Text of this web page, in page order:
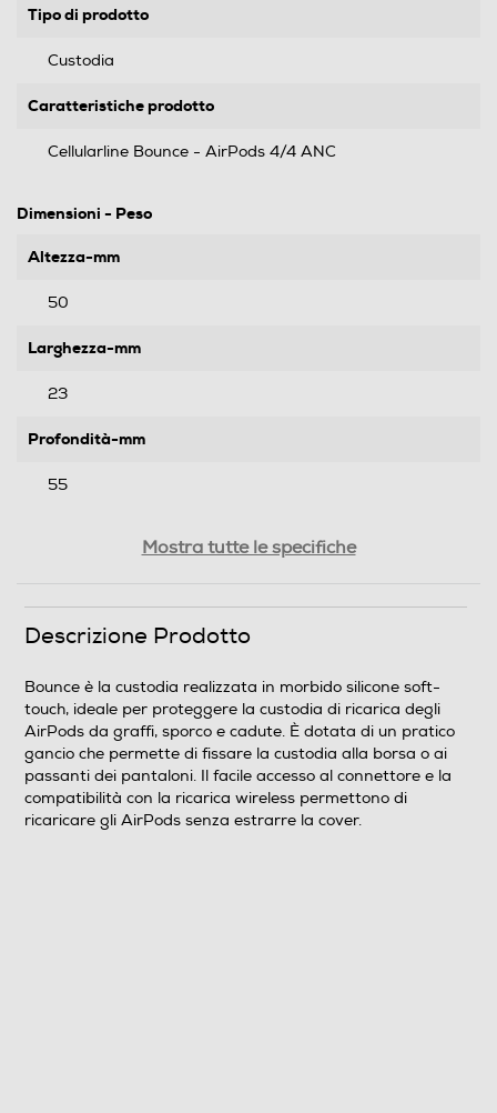
Tipo di prodotto
Custodia
Caratteristiche prodotto
Cellularline Bounce - AirPods 4/4 ANC
Dimensioni - Peso
Altezza-mm
50
Larghezza-mm
23
Profondità-mm
55
Informazioni sulla sicurezza del prodotto
Clicca qui
Mostra tutte le specifiche
Descrizione Prodotto
Bounce è la custodia realizzata in morbido silicone soft-
touch, ideale per proteggere la custodia di ricarica degli
AirPods da graffi, sporco e cadute. È dotata di un pratico
gancio che permette di fissare la custodia alla borsa o ai
passanti dei pantaloni. Il facile accesso al connettore e la
compatibilità con la ricarica wireless permettono di
ricaricare gli AirPods senza estrarre la cover.